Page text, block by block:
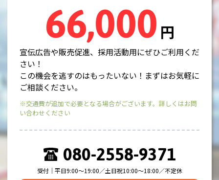
66,000円
宣伝広告や販売促進、採用活動用にぜひご利用くだ
さい！
この機会を逃すのはもったいない！まずはお気軽に
ご相談ください。
※交通費が追加で必要となる場合がございます。詳しくはお問
い合わせください
080-2558-9371
受付｜平日9:00～19:00／土日祝10:00～18:00／不定休